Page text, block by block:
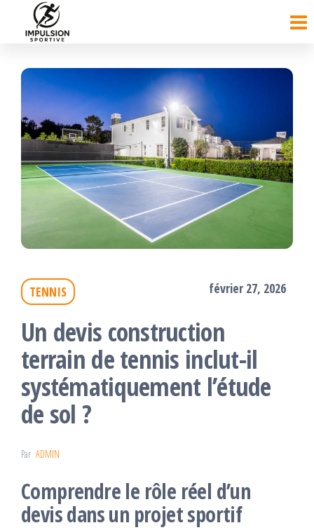
contenu
TENNIS février 27, 2026
Un devis construction
terrain de tennis inclut-il
systématiquement l’étude
de sol ?
Par ADMIN
Comprendre le rôle réel d’un
devis dans un projet sportif